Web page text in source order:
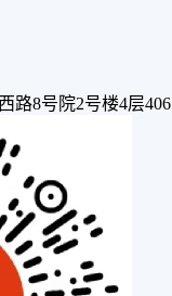
路8号院2号楼4层406